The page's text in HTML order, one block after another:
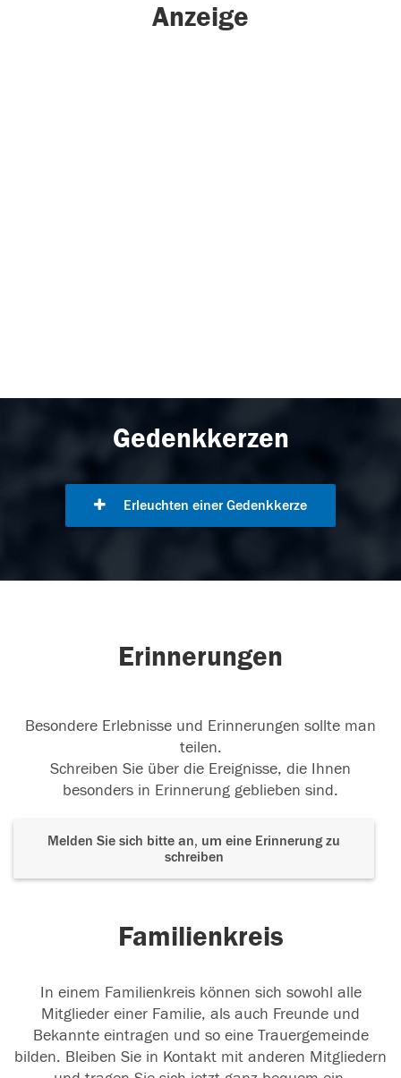
Anzeige
Gedenkkerzen
Erleuchten einer Gedenkkerze
Erinnerungen
Besondere Erlebnisse und Erinnerungen sollte man
teilen.
Schreiben Sie über die Ereignisse, die Ihnen
besonders in Erinnerung geblieben sind.
Melden Sie sich bitte an, um eine Erinnerung zu
schreiben
Familienkreis
In einem Familienkreis können sich sowohl alle
Mitglieder einer Familie, als auch Freunde und
Bekannte eintragen und so eine Trauergemeinde
bilden. Bleiben Sie in Kontakt mit anderen Mitgliedern